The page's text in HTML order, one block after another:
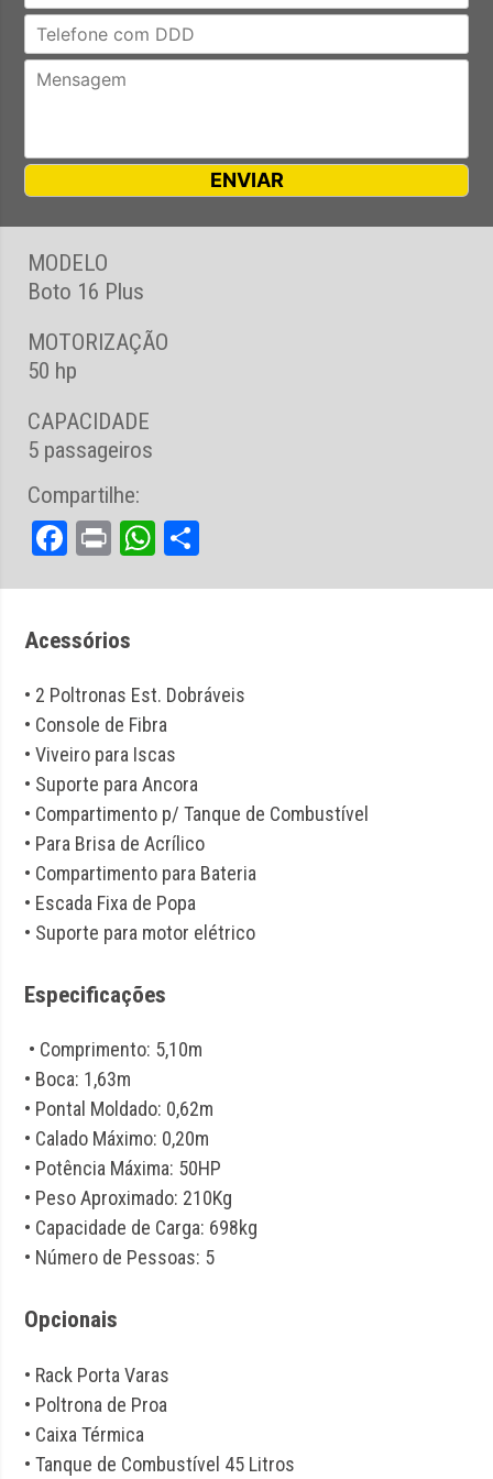
Acessórios
• 2 Poltronas Est. Dobráveis
• Console de Fibra
• Viveiro para Iscas
• Suporte para Ancora
• Compartimento p/ Tanque de Combustível
• Para Brisa de Acrílico
• Compartimento para Bateria
• Escada Fixa de Popa
• Suporte para motor elétrico
Especificações
• Comprimento: 5,10m
• Boca: 1,63m
• Pontal Moldado: 0,62m
• Calado Máximo: 0,20m
• Potência Máxima: 50HP
• Peso Aproximado: 210Kg
• Capacidade de Carga: 698kg
• Número de Pessoas: 5
Opcionais
• Rack Porta Varas
• Poltrona de Proa
• Caixa Térmica
• Tanque de Combustível 45 Litros
MODELO
Boto 16 Plus
MOTORIZAÇÃO
50 hp
CAPACIDADE
5 passageiros
Compartilhe:
Facebook
PrintWhatsApp